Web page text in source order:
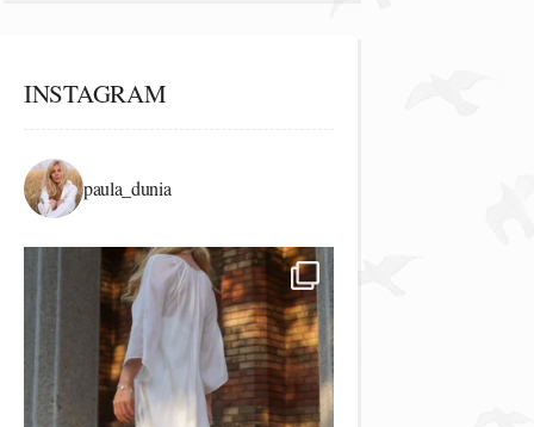
INSTAGRAM
paula_dunia